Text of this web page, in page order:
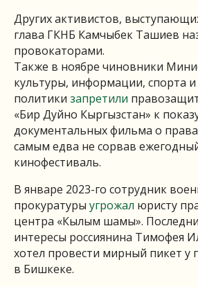
Других активистов,
глава ГКНБ Камчыбек Ташиев
провокаторами.
Также в ноябре чиновники
культуры, информации, спорта
политики запретили
«Бир Дуйно Кыргызстан» к
документальных фильма о
самым едва не сорвав
кинофестиваль.
В январе 2023-го сотрудник
прокуратуры угрожал юристу
центра «Кылым шамы».
интересы россиянина Тимофея
хотел провести мирный пикет у
в Бишкеке.